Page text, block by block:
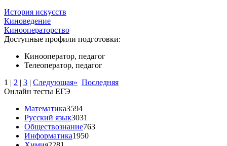
История искусств
Киноведение
Кинооператорство
Доступные профили подготовки:
Кинооператор, педагог
Телеоператор, педагог
1 | 2 | 3 | Следующая» Последняя
Онлайн тесты ЕГЭ
Математика3594
Русский язык3031
Обществознание763
Информатика1950